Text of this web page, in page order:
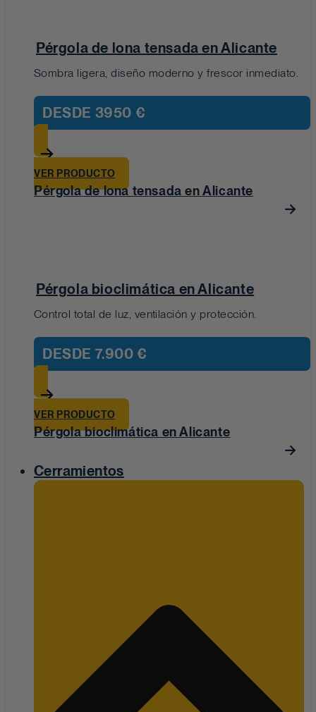
Pérgola de lona tensada en Alicante
Sombra ligera, diseño moderno y frescor inmediato.
DESDE 3950 €
VER PRODUCTO
Pérgola de lona tensada en Alicante
Pérgola bioclimática en Alicante
Control total de luz, ventilación y protección.
DESDE 7.900 €
VER PRODUCTO
Pérgola bioclimática en Alicante
Cerramientos